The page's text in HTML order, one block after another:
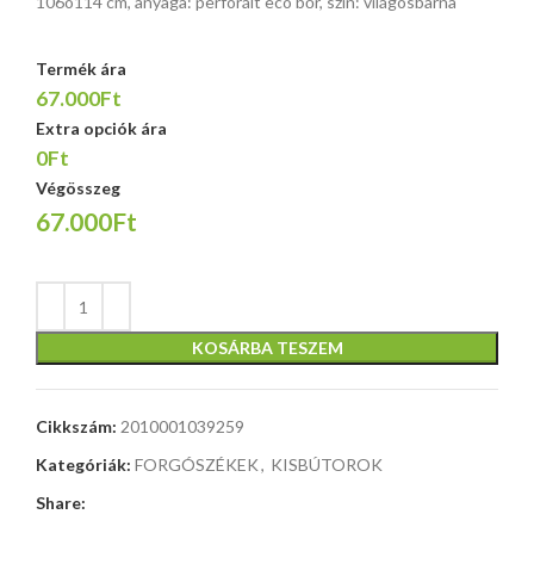
Termék ára
67.000Ft
Extra opciók ára
0Ft
Végösszeg
67.000Ft
KOSÁRBA TESZEM
Cikkszám: 2010001039259
Kategóriák: FORGÓSZÉKEK, KISBÚTOROK
Share: